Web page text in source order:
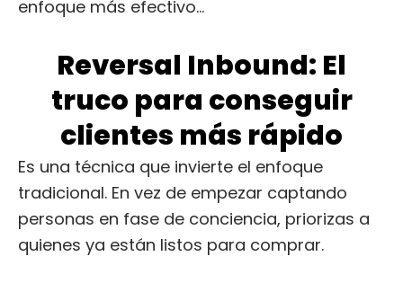
enfoque más efectivo…
Reversal Inbound: El
truco para conseguir
clientes más rápido
Es una técnica que invierte el enfoque
tradicional. En vez de empezar captando
personas en fase de conciencia, priorizas a
quienes ya están listos para comprar.